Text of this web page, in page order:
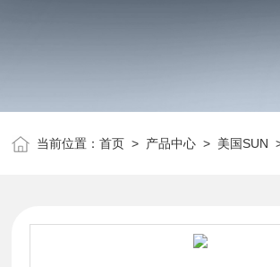
当前位置：首页 > 产品中心 > 美国SUN